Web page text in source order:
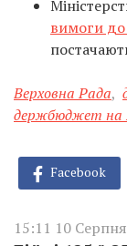
вимоги до
Верховна Рада,
держбюджет на
Facebook
15:11 10